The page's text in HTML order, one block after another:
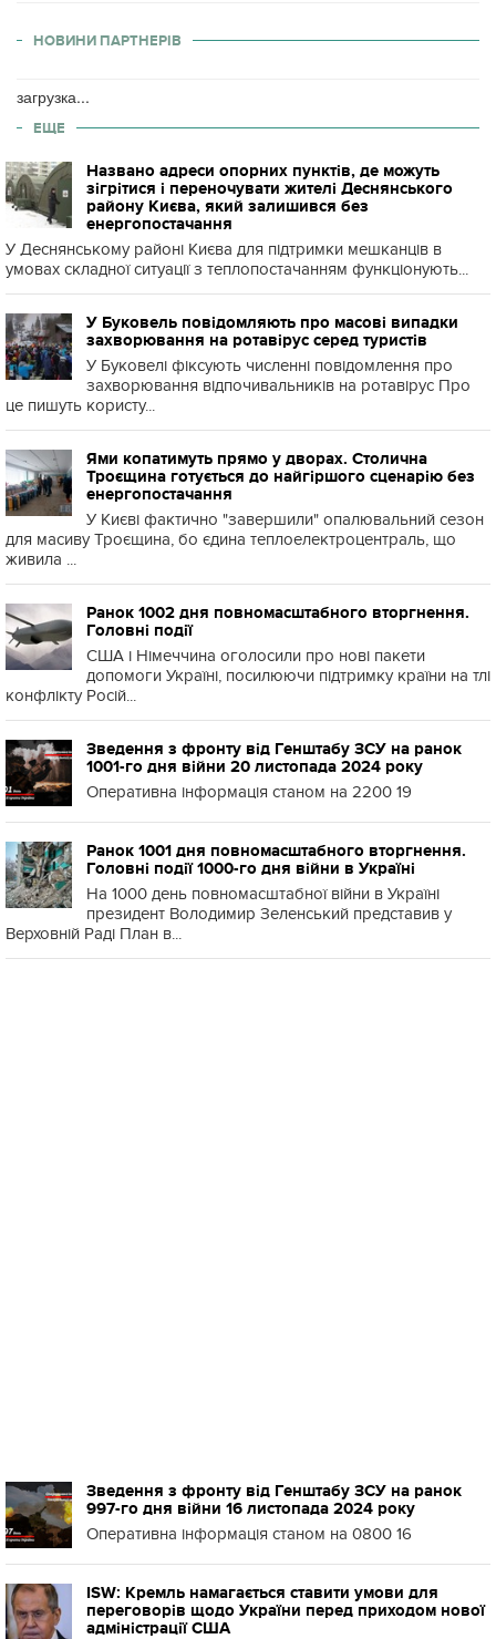
НОВИНИ ПАРТНЕРІВ
загрузка...
ЕЩЕ
Названо адреси опорних пунктів, де можуть
зігрітися і переночувати жителі Деснянського
району Києва, який залишився без
енергопостачання
У Деснянському районі Києва для підтримки мешканців в
умовах складної ситуації з теплопостачанням функціонують...
У Буковель повідомляють про масові випадки
захворювання на ротавірус серед туристів
У Буковелі фіксують численні повідомлення про
захворювання відпочивальників на ротавірус Про
це пишуть користу...
Ями копатимуть прямо у дворах. Столична
Троєщина готується до найгіршого сценарію без
енергопостачання
У Києві фактично "завершили" опалювальний сезон
для масиву Троєщина, бо єдина теплоелектроцентраль, що
живила ...
Ранок 1002 дня повномасштабного вторгнення.
Головні події
США і Німеччина оголосили про нові пакети
допомоги Україні, посилюючи підтримку країни на тлі
конфлікту Росій...
Зведення з фронту від Генштабу ЗСУ на ранок
1001-го дня війни 20 листопада 2024 року
Оперативна інформація станом на 2200 19
Ранок 1001 дня повномасштабного вторгнення.
Головні події 1000-го дня війни в Україні
На 1000 день повномасштабної війни в Україні
президент Володимир Зеленський представив у
Верховній Раді План в...
Зведення з фронту від Генштабу ЗСУ на ранок
997-го дня війни 16 листопада 2024 року
Оперативна інформація станом на 0800 16
ISW: Кремль намагається ставити умови для
переговорів щодо України перед приходом нової
адміністрації США